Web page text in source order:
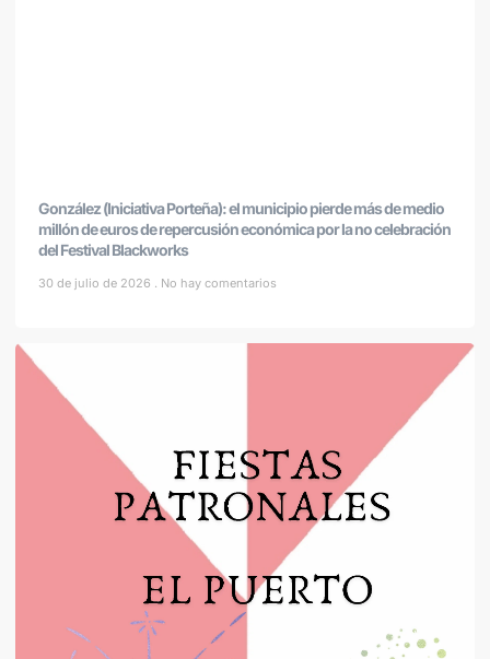
González (Iniciativa Porteña): el municipio pierde más de medio
millón de euros de repercusión económica por la no celebración
del Festival Blackworks
30 de julio de 2026 No hay comentarios